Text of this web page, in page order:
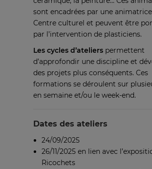
sont encadrées par une
Centre culturel et peuvent être
par l’intervention de plasticiens.
Les cycles d’ateliers permettent
d’approfondir une discipline et
des projets plus conséquents. Ces
formations se déroulent sur
en semaine et/ou le week-end.
Dates des ateliers
24/09/2025
26/11/2025 en lien avec
Ricochets